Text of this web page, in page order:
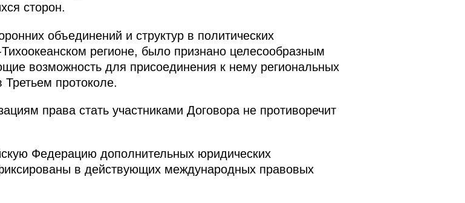
сторон.
объединений и структур в политических
регионе, было признано целесообразным
возможность для присоединения к нему региональных
протоколе.
права стать участниками Договора не противоречит
Федерацию дополнительных юридических
в действующих международных правовых